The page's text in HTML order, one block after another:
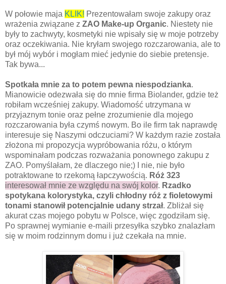
W połowie maja KLIK! Prezentowałam swoje zakupy oraz
wrażenia związane z ZAO Make-up Organic. Niestety nie
były to zachwyty, kosmetyki nie wpisały się w moje potrzeby
oraz oczekiwania. Nie kryłam swojego rozczarowania, ale to
był mój wybór i mogłam mieć jedynie do siebie pretensje.
Tak bywa...
Spotkała mnie za to potem pewna niespodzianka.
Mianowicie odezwała się do mnie firma Biolander, gdzie też
robiłam wcześniej zakupy. Wiadomość utrzymana w
przyjaznym tonie oraz pełne zrozumienie dla mojego
rozczarowania była czymś nowym. Bo ile firm tak naprawdę
interesuje się Naszymi odczuciami? W każdym razie została
złożona mi propozycja wypróbowania różu, o którym
wspominałam podczas rozważania ponownego zakupu z
ZAO. Pomyślałam, że dlaczego nie;) I nie, nie było
potraktowane to rzekomą łapczywością. Róż 323
interesował mnie ze względu na swój kolor. Rzadko
spotykana kolorystyka, czyli chłodny róż z fioletowymi
tonami stanowił potencjalnie udany strzał. Zbliżał się
akurat czas mojego pobytu w Polsce, więc zgodziłam się.
Po sprawnej wymianie e-maili przesyłka szybko znalazłam
się w moim rodzinnym domu i już czekała na mnie.